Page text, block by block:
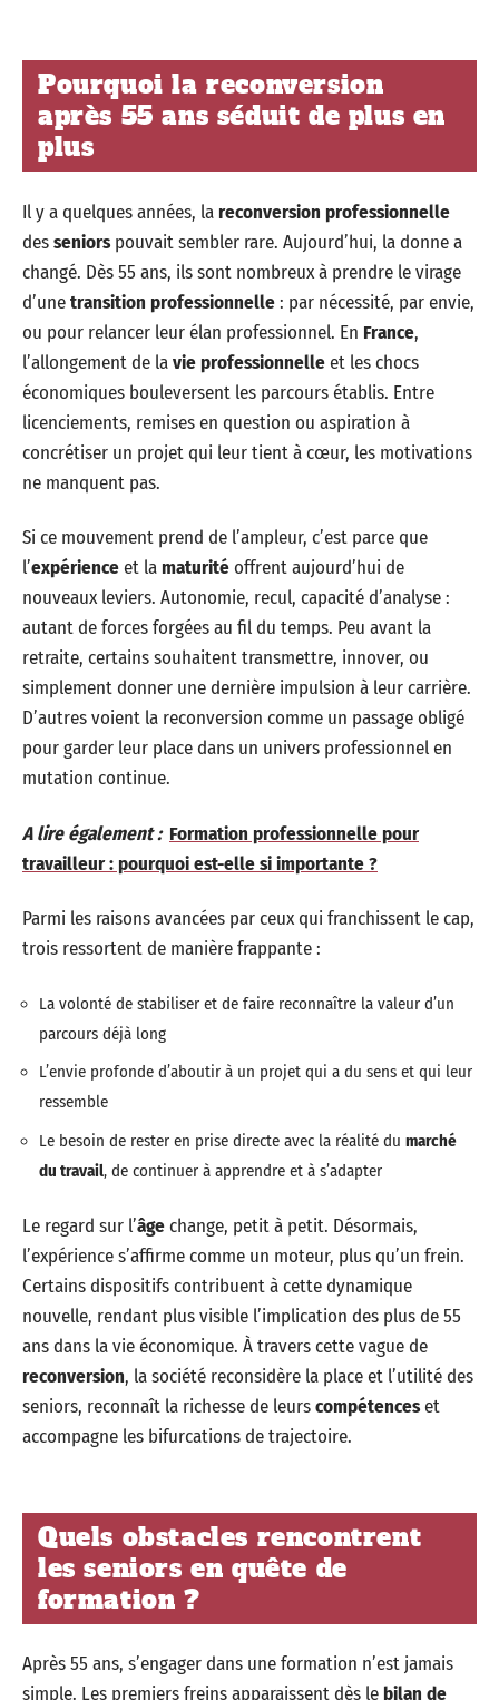
Pourquoi la reconversion
après 55 ans séduit de plus en
plus
Il y a quelques années, lareconversion professionnelle
desseniorspouvait sembler rare. Aujourd’hui, la donne a
changé. Dès 55 ans, ils sont nombreux à prendre le virage
d’unetransition professionnelle: par nécessité, par envie,
ou pour relancer leur élan professionnel. En France,
l’allongement de lavie professionnelleet les chocs
économiques bouleversent les parcours établis. Entre
licenciements, remises en question ou aspiration à
concrétiser un projet qui leur tient à cœur, les motivations
ne manquent pas.
Si ce mouvement prend de l’ampleur, c’est parce que
l’expérienceet lamaturitéoffrent aujourd’hui de
nouveaux leviers. Autonomie, recul, capacité d’analyse :
autant de forces forgées au fil du temps. Peu avant la
retraite, certains souhaitent transmettre, innover, ou
simplement donner une dernière impulsion à leur carrière.
D’autres voient la reconversion comme un passage obligé
pour garder leur place dans un univers professionnel en
mutation continue.
A lire également : Formation professionnelle pour
travailleur : pourquoi est-elle si importante ?
Parmi les raisons avancées par ceux qui franchissent le cap,
trois ressortent de manière frappante :
La volonté de stabiliser et de faire reconnaître la valeur d’un
parcours déjà long
L’envie profonde d’aboutir à un projet qui a du sens et qui leur
ressemble
Le besoin de rester en prise directe avec la réalité du marché
du travail, de continuer à apprendre et à s’adapter
Le regard sur l’âgechange, petit à petit. Désormais,
l’expérience s’affirme comme un moteur, plus qu’un frein.
Certains dispositifs contribuent à cette dynamique
nouvelle, rendant plus visible l’implication des plus de 55
ans dans la vie économique. À travers cette vague de
reconversion, la société reconsidère la place et l’utilité des
seniors, reconnaît la richesse de leurscompétenceset
accompagne les bifurcations de trajectoire.
Quels obstacles rencontrent
les seniors en quête de
formation ?
Après 55 ans, s’engager dans une formation n’est jamais
simple. Les premiers freins apparaissent dès le bilan de